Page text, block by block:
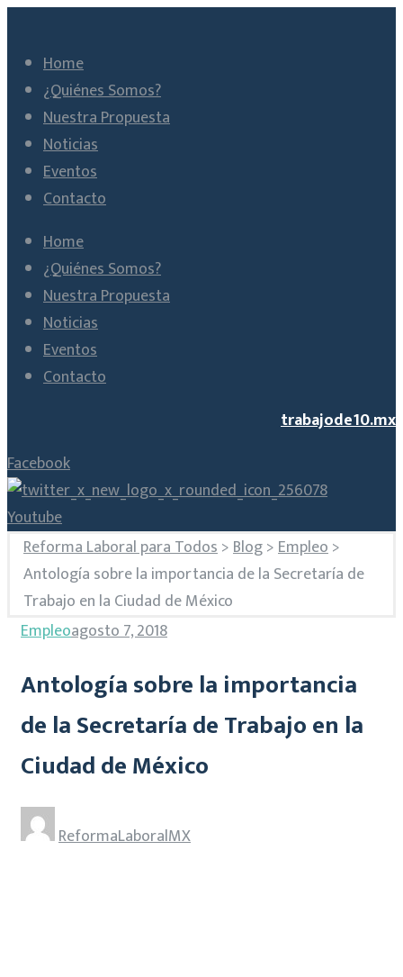
Home
¿Quiénes Somos?
Nuestra Propuesta
Noticias
Eventos
Contacto
Home
¿Quiénes Somos?
Nuestra Propuesta
Noticias
Eventos
Contacto
trabajode10.mx
Facebook
Youtube
Reforma Laboral para Todos>Blog>Empleo>
Antología sobre la importancia de la Secretaría de
Trabajo en la Ciudad de México
Empleoagosto 7, 2018
Antología sobre la importancia
de la Secretaría de Trabajo en la
Ciudad de México
ReformaLaboralMX